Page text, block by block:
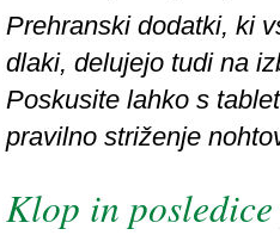
Prehranski dodatki, ki
dlaki, delujejo tudi na
Poskusite lahko s
pravilno striženje
Klop in